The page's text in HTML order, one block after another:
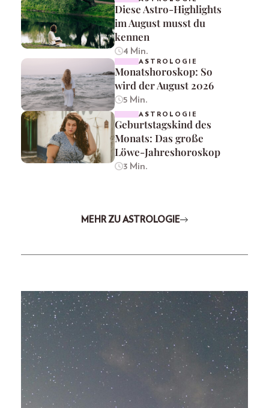
Diese Astro-Highlights
im August musst du
kennen
4 Min.
ASTROLOGIE
Monatshoroskop: So
wird der August 2026
5 Min.
ASTROLOGIE
Geburtstagskind des
Monats: Das große
Löwe-Jahreshoroskop
3 Min.
MEHR ZU ASTROLOGIE